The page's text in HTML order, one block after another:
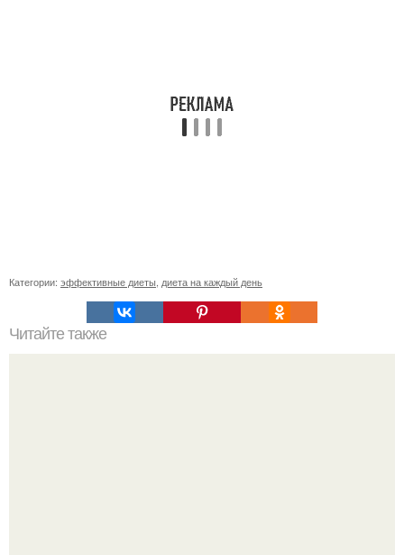
Категории: эффективные диеты диета на каждый день
Читайте также